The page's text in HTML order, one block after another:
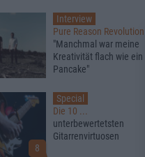
Interview
Pure Reason Revolution
"Manchmal war meine
Kreativität flach wie ein
Pancake"
8
Special
Die 10 ...
unterbewertetsten
Gitarrenvirtuosen